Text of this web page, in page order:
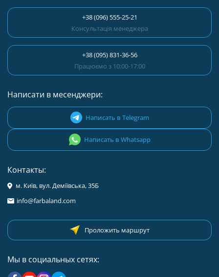
+38 (096) 555-25-21
Консультація менеджера
+38 (095) 831-36-56
Працюємо з 10:00-17:00
Написати в месенджери:
Написать в Telegram
Написать в Whatsapp
Контакты:
м. Київ, вул. Деміївська, 35Б
info@farbaland.com
Проложить маршрут
Мы в социальных сетях: